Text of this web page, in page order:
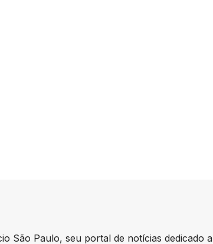
São Paulo, seu portal de notícias dedicado a